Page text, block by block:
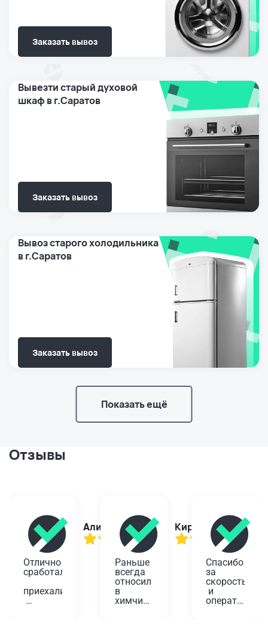
Заказать вывоз
Вывезти старый духовой
шкаф в г.Саратов
Заказать вывоз
Вывоз старого холодильника
в г.Саратов
Заказать вывоз
Показать ещё
Отзывы
Алина
Отлично
сработали,
приехали
Кирилл
Раньше
всегда
относил
в
химчистку
Спасибо
за
скорость
и